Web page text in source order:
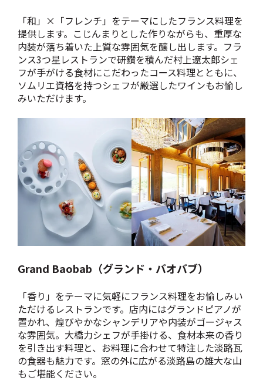
「和」×「フレンチ」をテーマにしたフランス料理を
提供します。こじんまりとした作りながらも、重厚な
内装が落ち着いた上質な雰囲気を醸し出します。フラ
ンス3つ星レストランで研鑽を積んだ村上遼太郎シェ
フが手がける食材にこだわったコース料理とともに、
ソムリエ資格を持つシェフが厳選したワインもお愉し
みいただけます。
Grand Baobab（グランド・バオバブ）
「香り」をテーマに気軽にフランス料理をお愉しみい
ただけるレストランです。店内にはグランドピアノが
置かれ、煌びやかなシャンデリアや内装がゴージャス
な雰囲気。大橋力シェフが手掛ける、食材本来の香り
を引き出す料理と、お料理に合わせて特注した淡路瓦
の食器も魅力です。窓の外に広がる淡路島の雄大な山
もご堪能ください。